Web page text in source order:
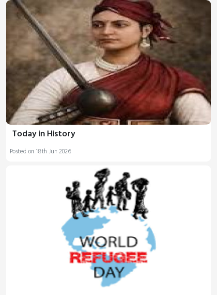
Today in History
Posted on 18th Jun 2026